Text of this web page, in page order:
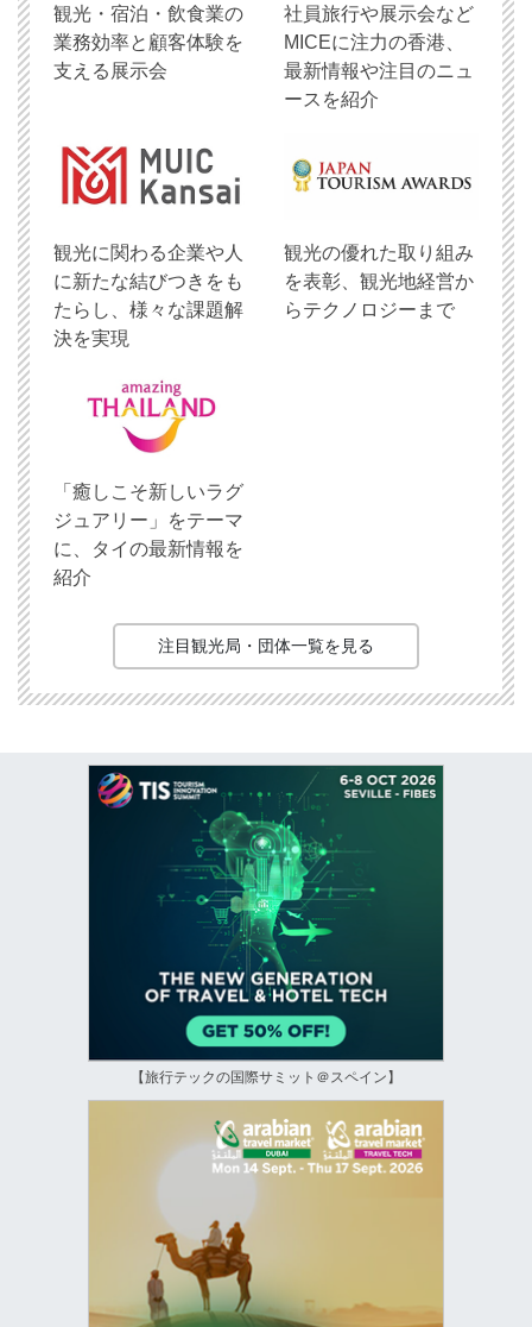
観光・宿泊・飲食業の
業務効率と顧客体験を
支える展示会
社員旅行や展示会など
MICEに注力の香港、
最新情報や注目のニュ
ースを紹介
観光に関わる企業や人
に新たな結びつきをも
たらし、様々な課題解
決を実現
観光の優れた取り組み
を表彰、観光地経営か
らテクノロジーまで
「癒しこそ新しいラグ
ジュアリー」をテーマ
に、タイの最新情報を
紹介
注目観光局・団体一覧を見る
【旅行テックの国際サミット＠スペイン】